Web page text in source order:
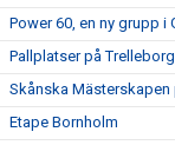
Power 60, en ny grupp i
Pallplatser på
Skånska Mästerskapen
Etape Bornholm